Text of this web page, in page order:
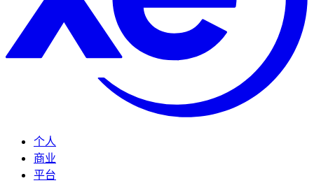
个人
商业
平台